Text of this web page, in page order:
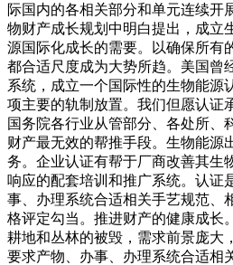
际国内的各相关部分和单元连续开
物财产成长规划中明白提出，成立
源国际化成长的需要。以确保所有
都合适尺度成为大势所趋。美国曾
系统，成立一个国际性的生物能源
项主要的轨制放置。我们但愿认证
国务院各行业从管部分、各处所、
财产最无效的帮推手段。生物能源
务。企业认证有帮于厂商改善其生
响应的配套培训和推广系统。认证
事、办理系统合适相关手艺规范、
格评定勾当。推进财产的健康成长
耕地和丛林的被毁，需求前景庞大
要求产物、办事、办理系统合适相